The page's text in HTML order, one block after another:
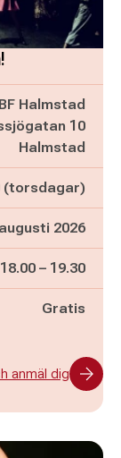
Halmstad
10
Halmstad
(torsdagar)
2026
Pågår mellan
18.00 – och
19.30
Gratis
anmäl dig